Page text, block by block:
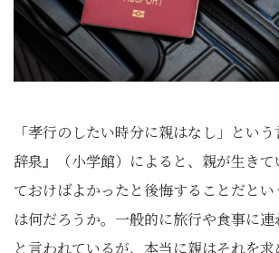
「孝行のしたい時分に親はなし」とい
辞泉』（小学館）によると、親が生き
ておけばよかったと後悔することだとい
は何だろうか。一般的に旅行や食事に
と言われているが、本当に親はそれを求